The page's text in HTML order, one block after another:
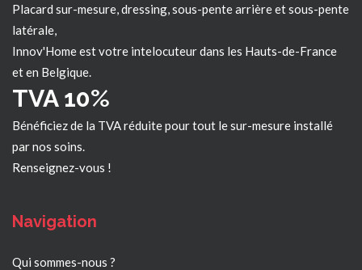
Placard sur-mesure, dressing, sous-pente arrière et sous-pente
latérale,
Innov'Home est votre intelocuteur dans les Hauts-de-France
et en Belgique.
TVA 10%
Bénéficiez de la TVA réduite pour tout le sur-mesure installé
par nos soins.
Renseignez-vous !
Navigation
Qui sommes-nous ?